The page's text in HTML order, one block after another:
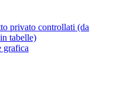
privato controllati (da
tabelle)
grafica